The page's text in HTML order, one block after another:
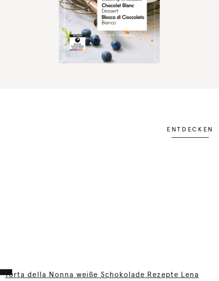
ENTDECKEN
Torta della Nonna weiße Schokolade Rezepte Lena